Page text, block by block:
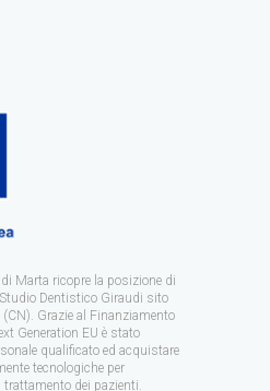
Marta ricopre la posizione di
Dentistico Giraudi sito
Grazie al Finanziamento
Generation EU è stato
qualificato ed acquistare
tecnologiche per
trattamento dei pazienti.